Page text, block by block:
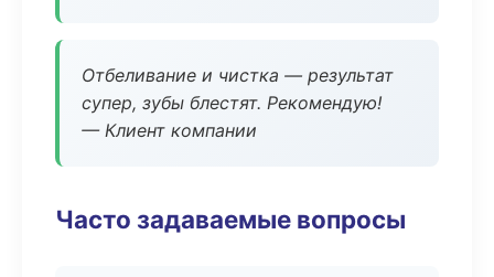
Отбеливание и чистка — результат
супер, зубы блестят. Рекомендую!
— Клиент компании
Часто задаваемые вопросы